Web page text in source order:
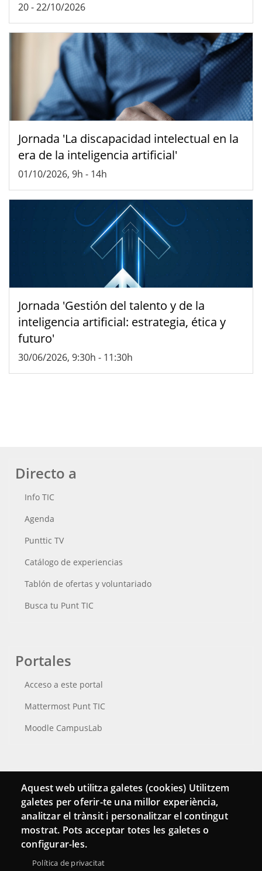
20-22/10/2026
Jornada 'La discapacidad intelectual en la
era de la inteligencia artificial'
01/10/2026, 9h - 14h
Jornada 'Gestión del talento y de la
inteligencia artificial: estrategia, ética y
futuro'
30/06/2026, 9:30h - 11:30h
Directo a
Info TIC
Agenda
Punttic TV
Catálogo de experiencias
Tablón de ofertas y voluntariado
Busca tu Punt TIC
Portales
Acceso a este portal
Mattermost Punt TIC
Moodle CampusLab
Conecta
Contacto
Hemeroteca
Aquest web utilitza galetes (cookies) Utilitzem
galetes per oferir-te una millor experiència,
analitzar el trànsit i personalitzar el contingut
mostrat. Pots acceptar totes les galetes o
configurar-les.
Política de privacitat